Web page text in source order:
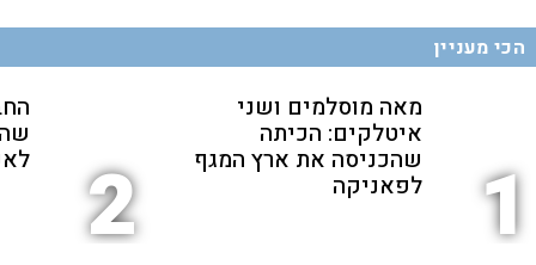
i
d
הכי מעניין
1
מאה מוסלמים ושני
איטלקים: הכיתה
שהכניסה את ארץ המגף
לפאניקה 2